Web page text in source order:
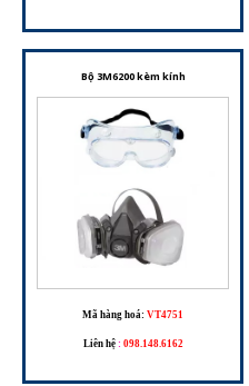
Bộ 3M6200 kèm kính
Mã hàng hoá: VT4751
Liên hệ : 098.148.6162